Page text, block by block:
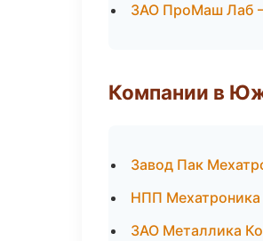
ЗАО ПроМаш Лаб
Компании в
Завод Пак
НПП Мехатроника
ЗАО Металлика